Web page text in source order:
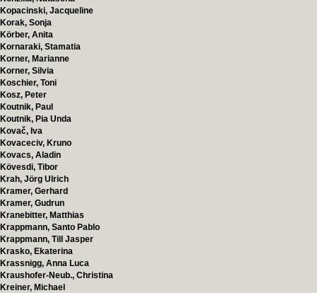
Kopacinski, Jacqueline
Korak, Sonja
Körber, Anita
Kornaraki, Stamatia
Korner, Marianne
Korner, Silvia
Koschier, Toni
Kosz, Peter
Koutnik, Paul
Koutnik, Pia Unda
Kovač, Iva
Kovaceciv, Kruno
Kovacs, Aladin
Kövesdi, Tibor
Krah, Jörg Ulrich
Kramer, Gerhard
Kramer, Gudrun
Kranebitter, Matthias
Krappmann, Santo Pablo
Krappmann, Till Jasper
Krasko, Ekaterina
Krassnigg, Anna Luca
Kraushofer-Neub., Christina
Kreiner, Michael